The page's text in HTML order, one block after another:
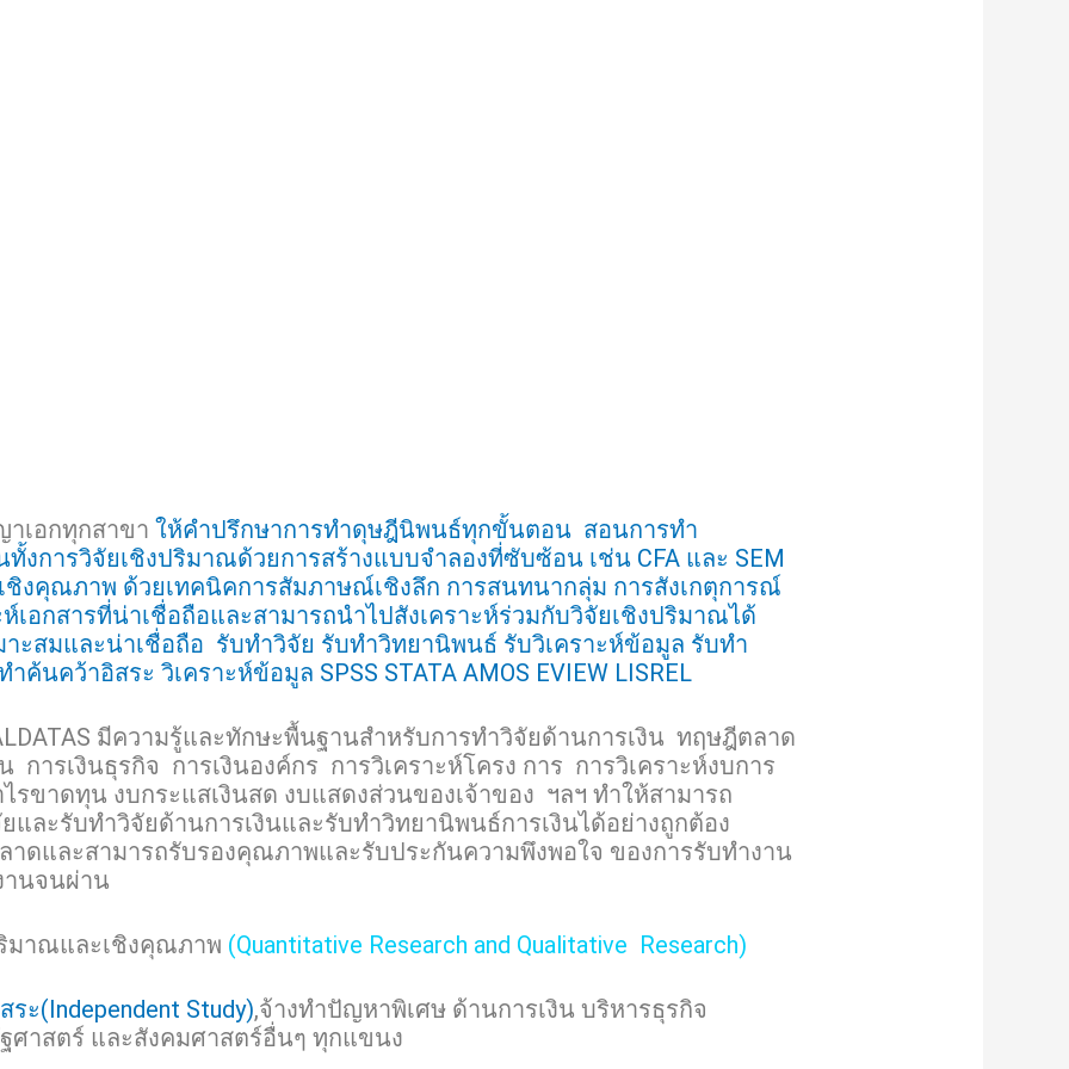
เอกทุกสาขา ให้คำปรึกษาการทำดุษฎีนิพนธ์ทุกขั้นตอน สอนการทำ
งการวิจัยเชิงปริมาณด้วยการสร้างแบบจำลองที่ซับซ้อน เช่น CFA และ SEM
ชิงคุณภาพ ด้วยเทคนิคการสัมภาษณ์เชิงลึก การสนทนากลุ่ม การสังเกตุการณ์
ห์เอกสารที่น่าเชื่อถือและสามารถนำไปสังเคราะห์ร่วมกับวิจัยเชิงปริมาณได้
าะสมและน่าเชื่อถือ รับทำวิจัย รับทำวิทยานิพนธ์ รับวิเคราะห์ข้อมูล รับทำ
ค้นคว้าอิสระ วิเคราะห์ข้อมูล SPSS STATA AMOS EVIEW LISREL
มีความรู้และทักษะพื้นฐานสำหรับการทำวิจัยด้านการเงิน ทฤษฎีตลาด
การเงินธุรกิจ การเงินองค์กร การวิเคราะห์โครง การ การวิเคราะห์งบการ
ไรขาดทุน งบกระแสเงินสด งบแสดงส่วนของเจ้าของ ฯลฯ ทำให้สามารถ
และรับทำวิจัยด้านการเงินและรับทำวิทยานิพนธ์การเงินได้อย่างถูกต้อง
าดและสามารถรับรองคุณภาพและรับประกันความพึงพอใจ ของการรับทำงาน
านจนผ่าน
มาณและเชิงคุณภาพ (Quantitative Research and Qualitative Research)
ะ(Independent Study),จ้างทำปัญหาพิเศษ ด้านการเงิน บริหารธุรกิจ
ศาสตร์ และสังคมศาสตร์อื่นๆ ทุกแขนง